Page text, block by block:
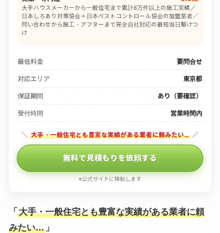
大手ハウスメーカーから一般住宅まで累計8万件以上の施工実績／
日本しろあり対策協会＋日本ペストコントロール協会の加盟業者／
問い合わせから施工・アフターまで完全自社対応の最短当日駆けつ
け
最低料金 要問合せ
対応エリア 東京都
保証期間 あり（要確認）
受付時間 営業時間内
＼ 大手・一般住宅とも豊富な実績がある業者に頼みたい… ／
無料で見積もりを依頼する
※公式サイトに移動します
「 大手・一般住宅とも豊富な実績がある業者に頼
みたい…」